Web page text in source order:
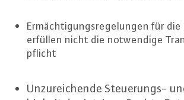
Er­mäch­ti­gungs­re­ge­lun­gen für die
erfüllen nicht die not­wen­di­ge
pflicht
Un­zu­rei­chen­de Steue­rungs-